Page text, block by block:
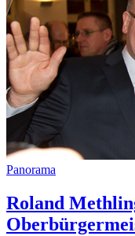
Panorama
Roland